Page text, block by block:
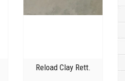
Reload Clay Rett.